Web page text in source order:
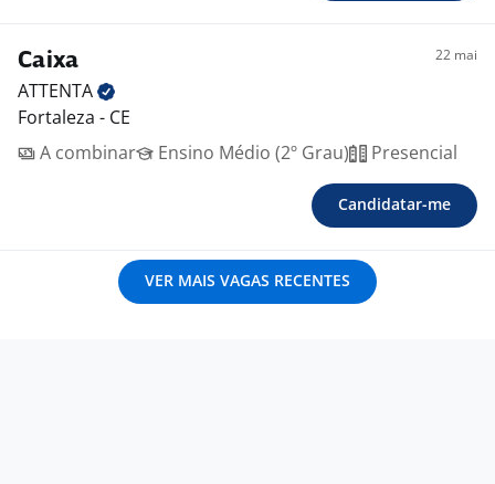
Caixa 22 mai
ATTENTA
Fortaleza - CE
A combinar
Ensino Médio (2º Grau) Presencial
Candidatar-me
VER MAIS VAGAS RECENTES